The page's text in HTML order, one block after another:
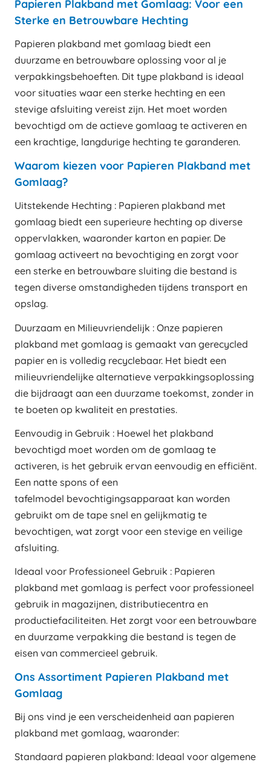
Papieren Plakband met Gomlaag: Voor een
Sterke en Betrouwbare Hechting
Papieren plakband met gomlaag biedt een
duurzame en betrouwbare oplossing voor al je
verpakkingsbehoeften. Dit type plakband is ideaal
voor situaties waar een sterke hechting en een
stevige afsluiting vereist zijn. Het moet worden
bevochtigd om de actieve gomlaag te activeren en
een krachtige, langdurige hechting te garanderen.
Waarom kiezen voor Papieren Plakband met
Gomlaag?
Uitstekende Hechting : Papieren plakband met
gomlaag biedt een superieure hechting op diverse
oppervlakken, waaronder karton en papier. De
gomlaag activeert na bevochtiging en zorgt voor
een sterke en betrouwbare sluiting die bestand is
tegen diverse omstandigheden tijdens transport en
opslag.
Duurzaam en Milieuvriendelijk : Onze papieren
plakband met gomlaag is gemaakt van gerecycled
papier en is volledig recyclebaar. Het biedt een
milieuvriendelijke alternatieve verpakkingsoplossing
die bijdraagt aan een duurzame toekomst, zonder in
te boeten op kwaliteit en prestaties.
Eenvoudig in Gebruik : Hoewel het plakband
bevochtigd moet worden om de gomlaag te
activeren, is het gebruik ervan eenvoudig en efficiënt.
Een natte spons of een
tafelmodel bevochtigingsapparaat kan worden
gebruikt om de tape snel en gelijkmatig te
bevochtigen, wat zorgt voor een stevige en veilige
afsluiting.
Ideaal voor Professioneel Gebruik : Papieren
plakband met gomlaag is perfect voor professioneel
gebruik in magazijnen, distributiecentra en
productiefaciliteiten. Het zorgt voor een betrouwbare
en duurzame verpakking die bestand is tegen de
eisen van commercieel gebruik.
Ons Assortiment Papieren Plakband met
Gomlaag
Bij ons vind je een verscheidenheid aan papieren
plakband met gomlaag, waaronder:
Standaard papieren plakband: Ideaal voor algemene